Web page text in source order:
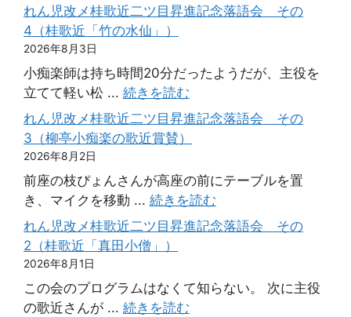
れん児改メ桂歌近二ツ目昇進記念落語会 その
4（桂歌近「竹の水仙」）
2026年8月3日
小痴楽師は持ち時間20分だったようだが、主役を
立てて軽い松 ... 続きを読む
れん児改メ桂歌近二ツ目昇進記念落語会 その
3（柳亭小痴楽の歌近賞賛）
2026年8月2日
前座の枝ぴょんさんが高座の前にテーブルを置
き、マイクを移動 ... 続きを読む
れん児改メ桂歌近二ツ目昇進記念落語会 その
2（桂歌近「真田小僧」）
2026年8月1日
この会のプログラムはなくて知らない。 次に主役
の歌近さんが ... 続きを読む